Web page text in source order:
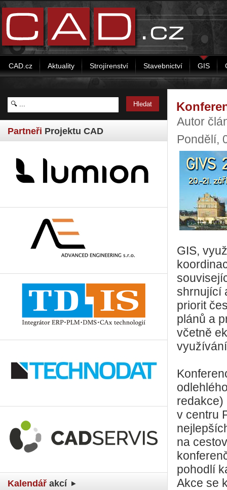
CAD.cz Aktuality Strojírenství Stavebnictví GIS
Partneři Projektu CAD
Kalendář akcí
Autor
Pondělí,
GIS,
shrnující
priorit
plánů a
včetně
redakce)
v centru
na
pohodlí
Akce se